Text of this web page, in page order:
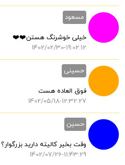
مسعود
خیلی خوشرنگ هستن❤️❤️
1402/02/30-19:02:12
حسینی
فوق العاده هست
1402/05/18-12:32:27
حسین
وقت بخیر کالیته دارید بزرگوار؟
1402/07/26-11:43:29